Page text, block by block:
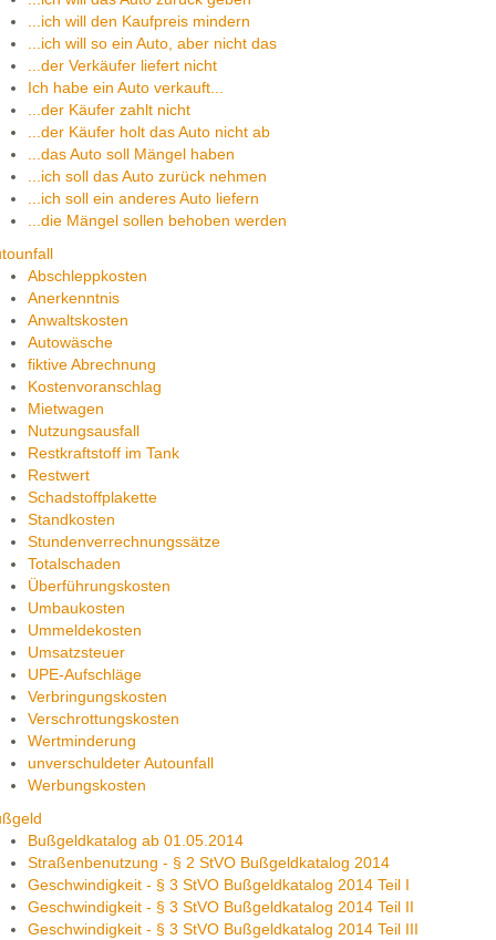
...ich will den Kaufpreis mindern
...ich will so ein Auto, aber nicht das
...der Verkäufer liefert nicht
Ich habe ein Auto verkauft...
...der Käufer zahlt nicht
...der Käufer holt das Auto nicht ab
...das Auto soll Mängel haben
...ich soll das Auto zurück nehmen
...ich soll ein anderes Auto liefern
...die Mängel sollen behoben werden
Abschleppkosten
Anerkenntnis
Anwaltskosten
Autowäsche
fiktive Abrechnung
Kostenvoranschlag
Mietwagen
Nutzungsausfall
Restkraftstoff im Tank
Restwert
Schadstoffplakette
Standkosten
Stundenverrechnungssätze
Totalschaden
Überführungskosten
Umbaukosten
Ummeldekosten
Umsatzsteuer
UPE-Aufschläge
Verbringungskosten
Verschrottungskosten
Wertminderung
unverschuldeter Autounfall
Werbungskosten
Bußgeldkatalog ab 01.05.2014
Straßenbenutzung - § 2 StVO Bußgeldkatalog 2014
Geschwindigkeit - § 3 StVO Bußgeldkatalog 2014 Teil I
Geschwindigkeit - § 3 StVO Bußgeldkatalog 2014 Teil II
Geschwindigkeit - § 3 StVO Bußgeldkatalog 2014 Teil III